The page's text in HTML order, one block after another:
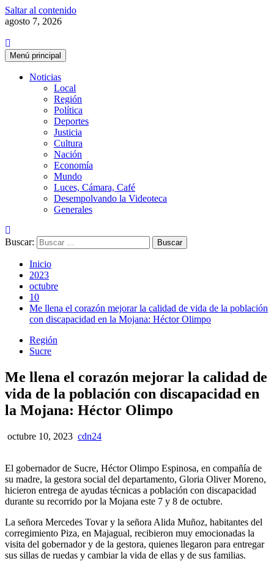
Saltar al contenido
agosto 7, 2026
Menú principal
Noticias
Local
Región
Política
Deportes
Justicia
Cultura
Nación
Economía
Mundo
Luces, Cámara, Café
Desempolvando la Videoteca
Generales
Buscar:
Inicio
2023
octubre
10
Me llena el corazón mejorar la calidad de vida de la población
con discapacidad en la Mojana: Héctor Olimpo
Región
Sucre
Me llena el corazón mejorar la calidad de
vida de la población con discapacidad en
la Mojana: Héctor Olimpo
octubre 10, 2023 cdn24
El gobernador de Sucre, Héctor Olimpo Espinosa, en compañía de
su madre, la gestora social del departamento, Gloria Oliver Moreno,
hicieron entrega de ayudas técnicas a población con discapacidad
durante su recorrido por la Mojana este 7 y 8 de octubre.
La señora Mercedes Tovar y la señora Alida Muñoz, habitantes del
corregimiento Piza, en Majagual, recibieron muy emocionadas la
visita del gobernador y de la gestora, quienes llegaron para entregar
sus sillas de ruedas y cambiar la vida de ellas y de sus familias.